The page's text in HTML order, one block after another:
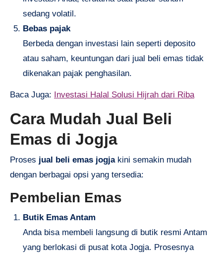
sedang volatil.
Bebas pajak
Berbeda dengan investasi lain seperti deposito
atau saham, keuntungan dari jual beli emas tidak
dikenakan pajak penghasilan.
Baca Juga: Investasi Halal Solusi Hijrah dari Riba
Cara Mudah Jual Beli
Emas di Jogja
Proses jual beli emas jogjakini semakin mudah
dengan berbagai opsi yang tersedia:
Pembelian Emas
Butik Emas Antam
Anda bisa membeli langsung di butik resmi Antam
yang berlokasi di pusat kota Jogja. Prosesnya